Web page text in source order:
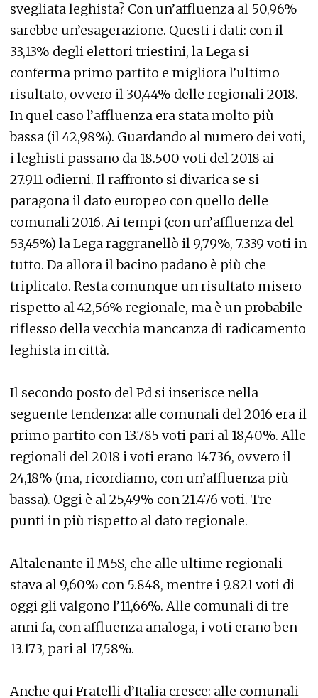
svegliata leghista? Con un’affluenza al 50,96%
sarebbe un’esagerazione. Questi i dati: con il
33,13% degli elettori triestini, la Lega si
conferma primo partito e migliora l’ultimo
risultato, ovvero il 30,44% delle regionali 2018.
In quel caso l’affluenza era stata molto più
bassa (il 42,98%). Guardando al numero dei voti,
i leghisti passano da 18.500 voti del 2018 ai
27.911 odierni. Il raffronto si divarica se si
paragona il dato europeo con quello delle
comunali 2016. Ai tempi (con un’affluenza del
53,45%) la Lega raggranellò il 9,79%, 7.339 voti in
tutto. Da allora il bacino padano è più che
triplicato. Resta comunque un risultato misero
rispetto al 42,56% regionale, ma è un probabile
riflesso della vecchia mancanza di radicamento
leghista in città.
Il secondo posto del Pd si inserisce nella
seguente tendenza: alle comunali del 2016 era il
primo partito con 13.785 voti pari al 18,40%. Alle
regionali del 2018 i voti erano 14.736, ovvero il
24,18% (ma, ricordiamo, con un’affluenza più
bassa). Oggi è al 25,49% con 21.476 voti. Tre
punti in più rispetto al dato regionale.
Altalenante il M5S, che alle ultime regionali
stava al 9,60% con 5.848, mentre i 9.821 voti di
oggi gli valgono l’11,66%. Alle comunali di tre
anni fa, con affluenza analoga, i voti erano ben
13.173, pari al 17,58%.
Anche qui Fratelli d’Italia cresce: alle comunali